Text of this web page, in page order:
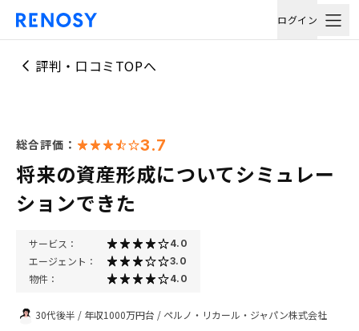
ログイン
評判・口コミTOPへ
総合評価： 3.7
将来の資産形成についてシミュレー
ションできた
サービス： 4.0
エージェント： 3.0
物件： 4.0
30代後半 / 年収1000万円台 / ペルノ・リカール・ジャパン株式会社